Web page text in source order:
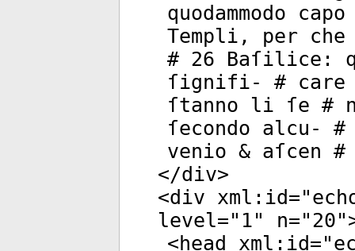
quodammodo
Templi, per
# 26 Baſilice:
ſignifi- # care
ſtanno li ſe #
ſecondo alcu-
venio & aſcen
</div>
<div xml:id="
level=" 1" n="20
<head xml:id="